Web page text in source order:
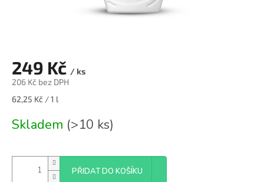
249 Kč / ks
206 Kč bez DPH
Měrná
62,25 Kč / 1 l
Skladem (>10 ks)
PŘIDAT DO KOŠÍKU